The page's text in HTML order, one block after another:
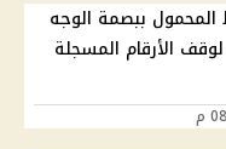
ببصمة الوجه
الأرقام المسجلة